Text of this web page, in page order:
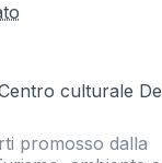
culturale De
promosso dalla